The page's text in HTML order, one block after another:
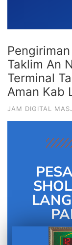
Taklim An
Terminal
Aman Kab
JAM DIGITAL